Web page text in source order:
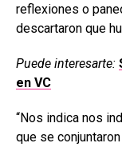
reflexiones o
descartaron que
Puede interesarte:
en VC
“Nos indica nos
que se